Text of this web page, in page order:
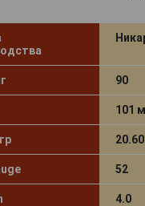
90
101
52
4.0